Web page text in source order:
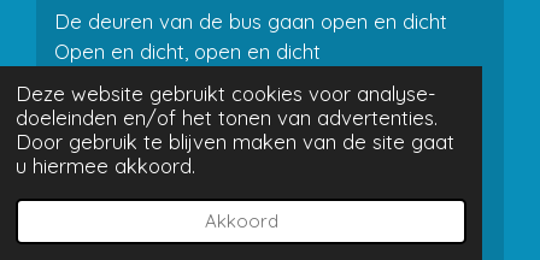
Deze website gebruikt cookies voor analyse-
doeleinden en/of het tonen van advertenties.
Door gebruik te blijven maken van de site gaat
u hiermee akkoord.
Akkoord
De deuren van de bus gaan open en dicht
Open en dicht, open en dicht
De deuren van de bus gaan open en dicht
Als de bus gaat rijden
De lampen van de bus gaan aan en uit
De lampen van de bus gaan aan en uit
Als de bus gaat rijden